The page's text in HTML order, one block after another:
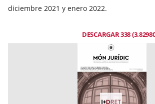
diciembre 2021 y enero 2022.
DESCARGAR 338